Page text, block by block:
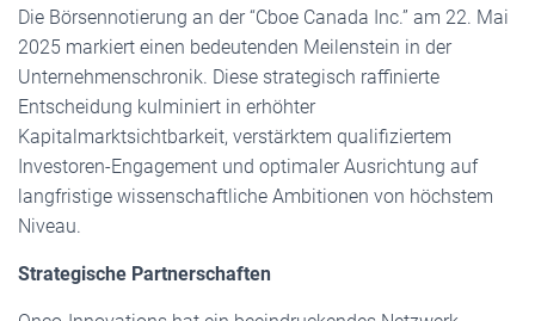
Die Börsennotierung an der “Cboe Canada Inc.” am 22. Mai
2025 markiert einen bedeutenden Meilenstein in der
Unternehmenschronik. Diese strategisch raffinierte
Entscheidung kulminiert in erhöhter
Kapitalmarktsichtbarkeit, verstärktem qualifiziertem
Investoren-Engagement und optimaler Ausrichtung auf
langfristige wissenschaftliche Ambitionen von höchstem
Niveau.
Strategische Partnerschaften